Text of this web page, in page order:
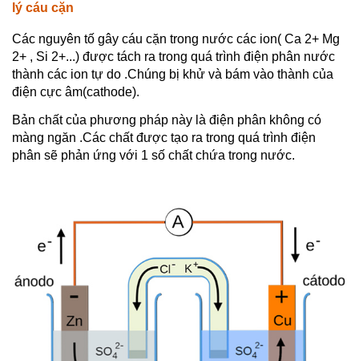
lý cáu cặn
Các nguyên tố gây cáu cặn trong nước các ion( Ca 2+ Mg
2+ , Si 2+...) được tách ra trong quá trình điện phân nước
thành các ion tự do .Chúng bị khử và bám vào thành của
điện cực âm(cathode).
Bản chất của phương pháp này là điện phân không có
màng ngăn .Các chất được tạo ra trong quá trình điện
phân sẽ phản ứng với 1 số chất chứa trong nước.